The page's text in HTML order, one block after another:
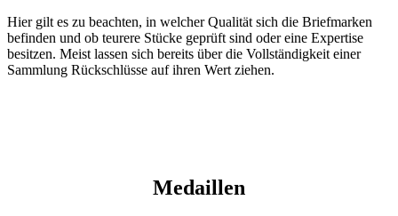
Hier gilt es zu beachten, in welcher Qualität sich die Briefmarken
befinden und ob teurere Stücke geprüft sind oder eine Expertise
besitzen. Meist lassen sich bereits über die Vollständigkeit einer
Sammlung Rückschlüsse auf ihren Wert ziehen.
Medaillen